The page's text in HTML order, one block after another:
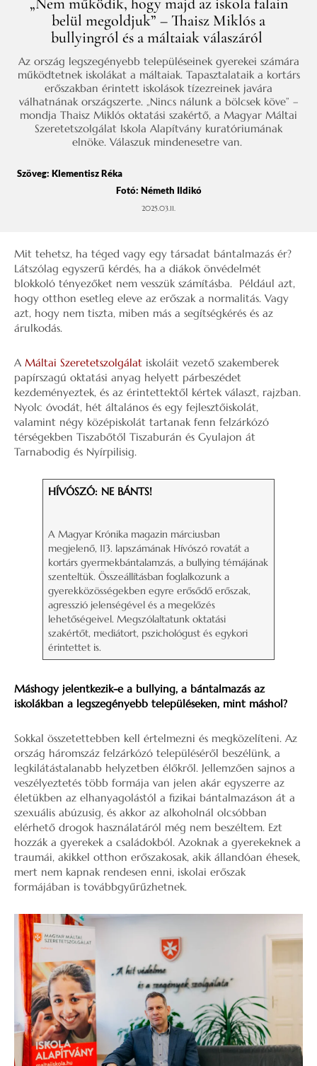
belül megoldjuk” – Thaisz Miklós a
bullyingról és a máltaiak válaszáról
Az ország legszegényebb településeinek gyerekei számára
működtetnek iskolákat a máltaiak. Tapasztalataik a kortárs
erőszakban érintett iskolások tízezreinek javára
válhatnának országszerte. „Nincs nálunk a bölcsek köve” –
mondja Thaisz Miklós oktatási szakértő, a Magyar Máltai
Szeretetszolgálat Iskola Alapítvány kuratóriumának
elnöke. Válaszuk mindenesetre van.
Szöveg: Klementisz Réka
Fotó: Németh Ildikó
2025.03.11.
Mit tehetsz, ha téged vagy egy társadat bántalmazás ér?
Látszólag egyszerű kérdés, ha a diákok önvédelmét
blokkoló tényezőket nem vesszük számításba. Például azt,
hogy otthon esetleg eleve az erőszak a normalitás. Vagy
azt, hogy nem tiszta, miben más a segítségkérés és az
árulkodás.
A Máltai Szeretetszolgálat iskoláit vezető szakemberek
papírszagú oktatási anyag helyett párbeszédet
kezdeményeztek, és az érintettektől kértek választ, rajzban.
Nyolc óvodát, hét általános és egy fejlesztőiskolát,
valamint négy középiskolát tartanak fenn felzárkózó
térségekben Tiszabőtől Tiszaburán és Gyulajon át
Tarnabodig és Nyírpilisig.
HÍVÓSZÓ: NE BÁNTS!
A Magyar Krónika magazin márciusban
megjelenő, 113. lapszámának Hívószó rovatát a
kortárs gyermekbántalamzás, a bullying témájának
szenteltük. Összeállításban foglalkozunk a
gyerekközösségekben egyre erősődő erőszak,
agresszió jelenségével és a megelőzés
lehetőségeivel. Megszólaltatunk oktatási
szakértőt, mediátort, pszichológust és egykori
érintettet is.
Máshogy jelentkezik-e a bullying, a bántalmazás az
iskolákban a legszegényebb településeken, mint máshol?
Sokkal összetettebben kell értelmezni és megközelíteni. Az
ország háromszáz felzárkózó településéről beszélünk, a
legkilátástalanabb helyzetben élőkről. Jellemzően sajnos a
veszélyeztetés több formája van jelen akár egyszerre az
életükben az elhanyagolástól a fizikai bántalmazáson át a
szexuális abúzusig, és akkor az alkoholnál olcsóbban
elérhető drogok használatáról még nem beszéltem. Ezt
hozzák a gyerekek a családokból. Azoknak a gyerekeknek a
traumái, akikkel otthon erőszakosak, akik állandóan éhesek,
mert nem kapnak rendesen enni, iskolai erőszak
formájában is továbbgyűrűzhetnek.